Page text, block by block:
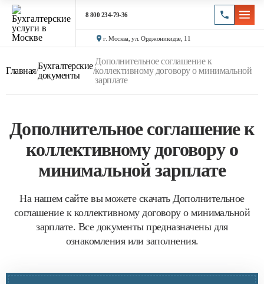
8 800 234-79-36
г. Москва, ул. Орджоникидзе, 11
Главная/Бухгалтерские
документы
/
Дополнительное соглашение к
коллективному договору о минимальной
зарплате
Дополнительное соглашение к
коллективному договору о
минимальной зарплате
На нашем сайте вы можете скачать Дополнительное
соглашение к коллективному договору о минимальной
зарплате. Все документы предназначены для
ознакомления или заполнения.